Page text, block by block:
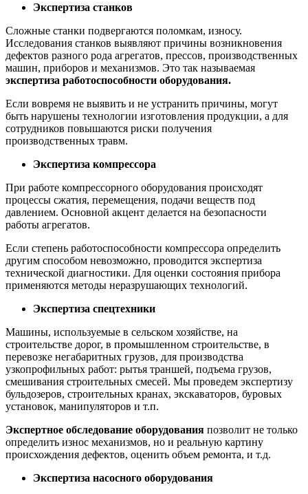
Экспертиза станков
Сложные станки подвергаются поломкам, износу.
Исследования станков выявляют причины возникновения
дефектов разного рода агрегатов, прессов, производственных
машин, приборов и механизмов. Это так называемая
экспертиза работоспособности оборудования.
Если вовремя не выявить и не устранить причины, могут
быть нарушены технологии изготовления продукции, а для
сотрудников повышаются риски получения
производственных травм.
Экспертиза компрессора
При работе компрессорного оборудования происходят
процессы сжатия, перемещения, подачи веществ под
давлением. Основной акцент делается на безопасности
работы агрегатов.
Если степень работоспособности компрессора определить
другим способом невозможно, проводится экспертиза
технической диагностики. Для оценки состояния прибора
применяются методы неразрушающих технологий.
Экспертиза спецтехники
Машины, используемые в сельском хозяйстве, на
строительстве дорог, в промышленном строительстве, в
перевозке негабаритных грузов, для производства
узкопрофильных работ: рытья траншей, подъема грузов,
смешивания строительных смесей. Мы проведем экспертизу
бульдозеров, строительных кранах, экскаваторов, буровых
установок, манипуляторов и т.п.
Экспертное обследование оборудования позволит не только
определить износ механизмов, но и реальную картину
происхождения дефектов, оценить объем ремонта, и т.д.
Экспертиза насосного оборудования